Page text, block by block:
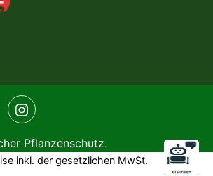
Pflanzenschutz.
inkl. der gesetzlichen MwSt.